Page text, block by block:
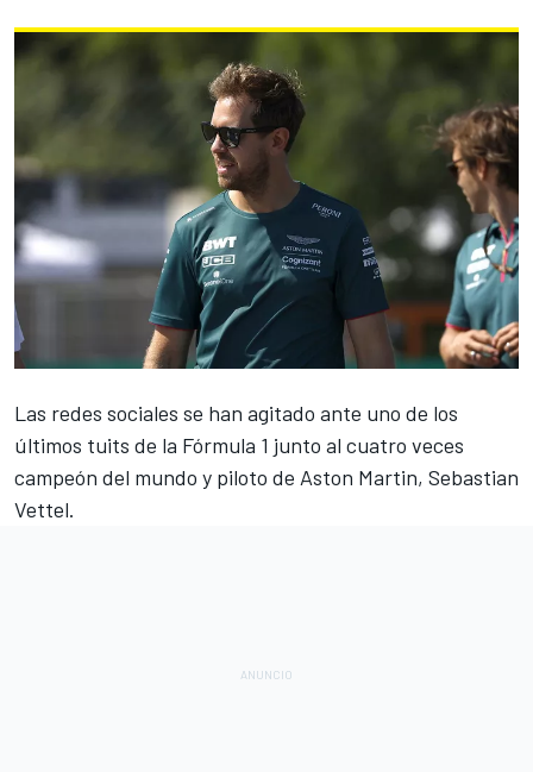
Las redes sociales se han agitado ante uno de los
últimos tuits de la Fórmula 1 junto al cuatro veces
campeón del mundo y piloto de Aston Martin, Sebastian
Vettel.